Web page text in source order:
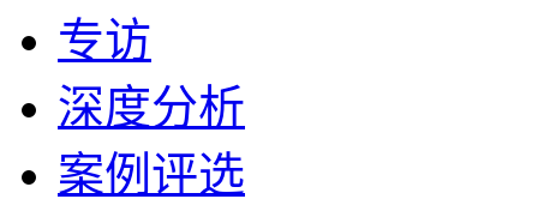
专访
深度分析
案例评选